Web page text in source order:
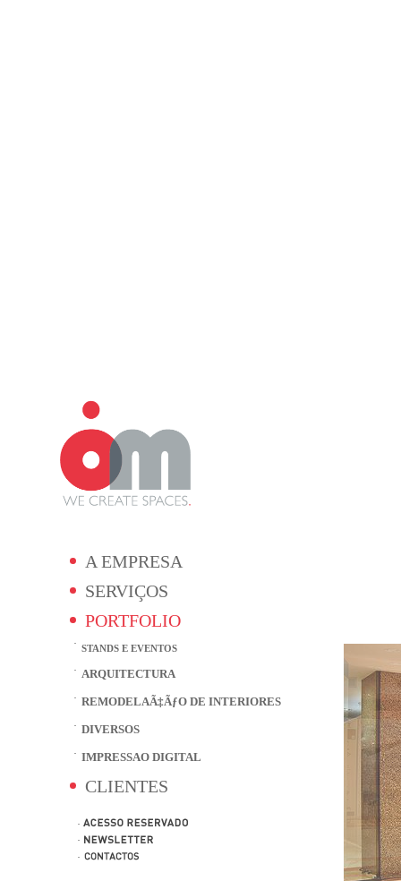
A EMPRESA
SERVIÇOS
PORTFOLIO
STANDS E EVENTOS
ARQUITECTURA
REMODELAÃ‡ÃƒO DE INTERIORES
DIVERSOS
IMPRESSAO DIGITAL
CLIENTES